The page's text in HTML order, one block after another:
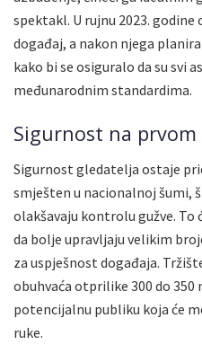
spektakl. U rujnu 2023.
događaj, a nakon njega
kako bi se osiguralo da su svi
međunarodnim standardima.
Sigurnost na
Sigurnost gledatelja ostaje
smješten u nacionalnoj šumi,
olakšavaju kontrolu gužve.
da bolje upravljaju velikim
za uspješnost događaja.
obuhvaća otprilike 300 do
potencijalnu publiku koja će
ruke.